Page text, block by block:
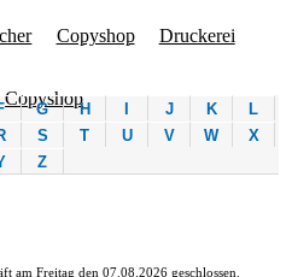
Copyshop Druckerei
Copyshop
G H I J K
L
S T U V W
X
Z
am Freitag den 07.08.2026 geschlossen.